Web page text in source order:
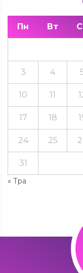
Пн Вт
« Тра
3 4
10 11
17 18
24 25
31